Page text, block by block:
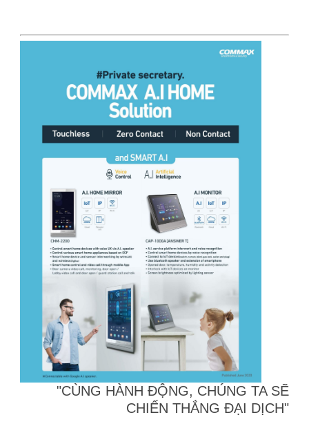
"CÙNG HÀNH ĐỘNG, CHÚNG TA SẼ
CHIẾN THẮNG ĐẠI DỊCH"